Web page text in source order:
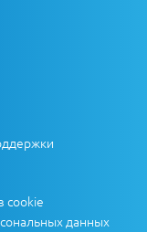
cookie
данных